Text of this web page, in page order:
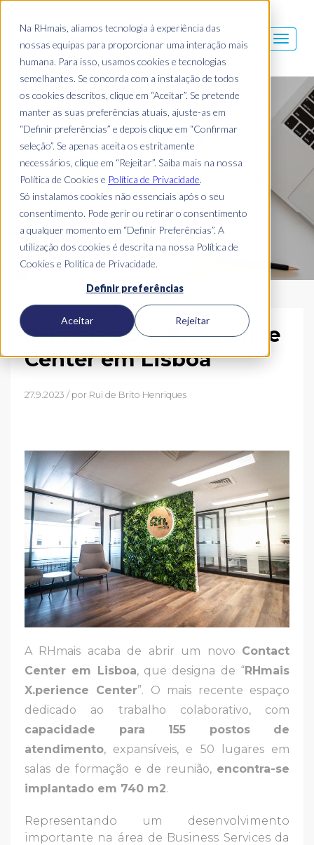
Na RHmais, aliamos tecnologia à experiência das
nossas equipas para proporcionar uma interação mais
humana. Para isso, usamos cookies e tecnologias
semelhantes. Se concorda com a instalação de todos
os cookies descritos, clique em “Aceitar”. Se pretende
manter as suas preferências atuais, ajuste-as em
“Definir preferências” e depois clique em “Confirmar
seleção”. Se apenas aceita os estritamente
necessários, clique em “Rejeitar”. Saiba mais na nossa
Política de Cookies e Política de Privacidade.
Só instalamos cookies não essenciais após o seu
consentimento. Pode gerir ou retirar o consentimento
a qualquer momento em “Definir Preferências”. A
utilização dos cookies é descrita na nossa Política de
Cookies e Política de Privacidade.
Definir preferências
Aceitar Rejeitar
Blog Mais
RHmais abre X.perience
Center em Lisboa
27.9.2023 / por Rui de Brito Henriques
A RHmais acaba de abrir um novo Contact
Center em Lisboa, que designa de “RHmais
X.perience Center”. O mais recente espaço
dedicado ao trabalho colaborativo, com
capacidade para 155 postos de
atendimento, expansíveis, e 50 lugares em
salas de formação e de reunião, encontra-se
implantado em 740 m2.
Representando um desenvolvimento
importante na área de Business Services da